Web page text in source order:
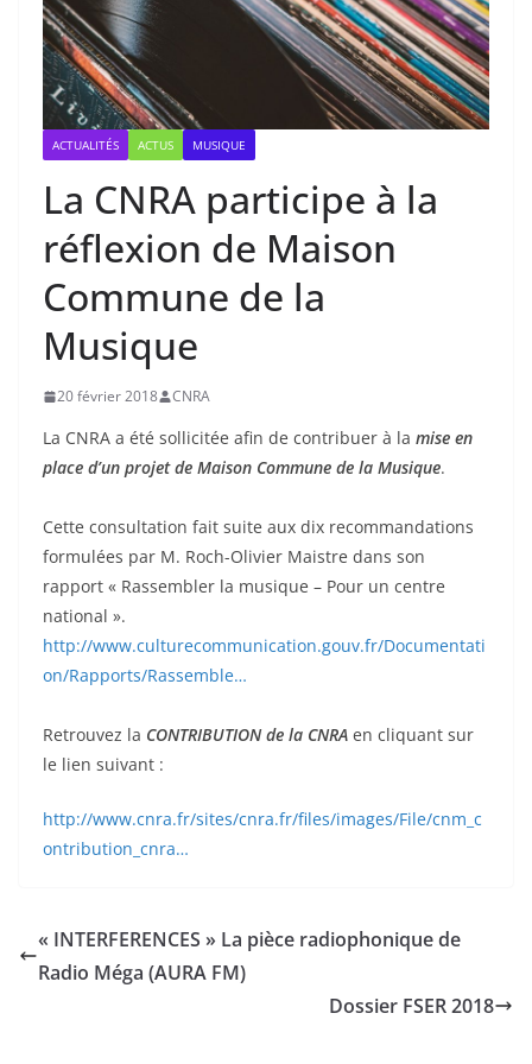
ACTUALITÉS ACTUS MUSIQUE
La CNRA participe à la
réflexion de Maison
Commune de la
Musique
20 février 2018 CNRA
La CNRA a été sollicitée afin de contribuer à la mise en
place d’un projet de Maison Commune de la Musique.
Cette consultation fait suite aux dix recommandations
formulées par M. Roch-Olivier Maistre dans son
rapport « Rassembler la musique – Pour un centre
national ».
http://www.culturecommunication.gouv.fr/Documentati
on/Rapports/Rassemble…
Retrouvez la CONTRIBUTION de la CNRA en cliquant sur
le lien suivant :
http://www.cnra.fr/sites/cnra.fr/files/images/File/cnm_c
ontribution_cnra…
« INTERFERENCES » La pièce radiophonique de
Radio Méga (AURA FM)
Dossier FSER 2018